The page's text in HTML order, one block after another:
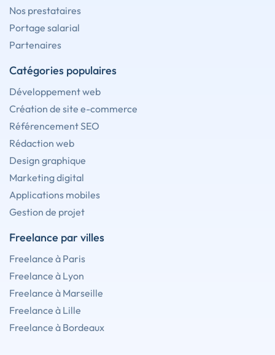
Nos prestataires
Portage salarial
Partenaires
Catégories populaires
Développement web
Création de site e-commerce
Référencement SEO
Rédaction web
Design graphique
Marketing digital
Applications mobiles
Gestion de projet
Freelance par villes
Freelance à Paris
Freelance à Lyon
Freelance à Marseille
Freelance à Lille
Freelance à Bordeaux